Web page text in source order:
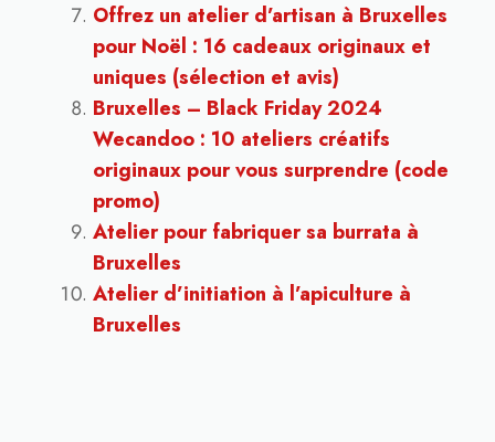
Offrez un atelier d’artisan à Bruxelles
pour Noël : 16 cadeaux originaux et
uniques (sélection et avis)
Bruxelles – Black Friday 2024
Wecandoo : 10 ateliers créatifs
originaux pour vous surprendre (code
promo)
Atelier pour fabriquer sa burrata à
Bruxelles
Atelier d’initiation à l’apiculture à
Bruxelles